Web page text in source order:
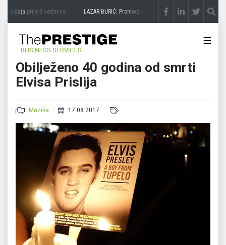
prije 3 sedmice LAZAR ĐURIĆ: Promocija potencijal pretvara u destinaciju
BUSINESS SERVICES
☰
Obilježeno 40 godina od smrti
Elvisa Prislija
Muzika 17.08.2017.